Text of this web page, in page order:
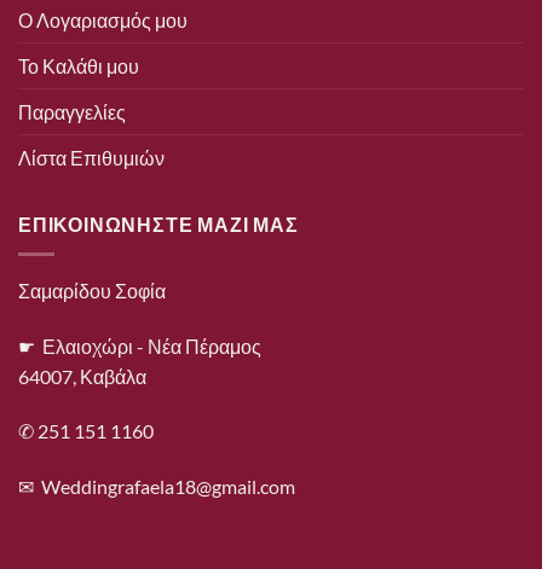
Ο Λογαριασμός μου
Το Καλάθι μου
Παραγγελίες
Λίστα Επιθυμιών
ΕΠΙΚΟΙΝΩΝΗΣΤΕ ΜΑΖΙ ΜΑΣ
Σαμαρίδου Σοφία
☛ Ελαιοχώρι - Νέα Πέραμος
64007, Καβάλα
✆ 251 151 1160
✉ Weddingrafaela18@gmail.com